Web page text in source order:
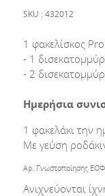
SKU : 432012
1 φακελίσκος
- 1
- 2
Ημερήσια
1 φακελάκι την
Με γεύση
Αρ. Γνωστοποίησης
Ανιχνεύονται